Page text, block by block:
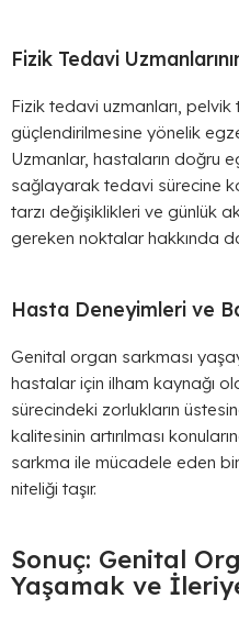
Fizik Tedavi
Fizik tedavi uzmanları, pelvik
güçlendirilmesine yönelik
Uzmanlar, hastaların doğru
sağlayarak tedavi sürecine
tarzı değişiklikleri ve günlük
gereken noktalar hakkında
Hasta Deneyimleri ve
Genital organ sarkması
hastalar için ilham kaynağı
sürecindeki zorlukların
kalitesinin artırılması
sarkma ile mücadele eden
niteliği taşır.
Sonuç: Genital
Yaşamak ve